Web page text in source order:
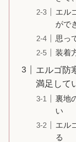
エル
がで
思っ
装着
エルゴ防
満足して
裏地
い
エル
る